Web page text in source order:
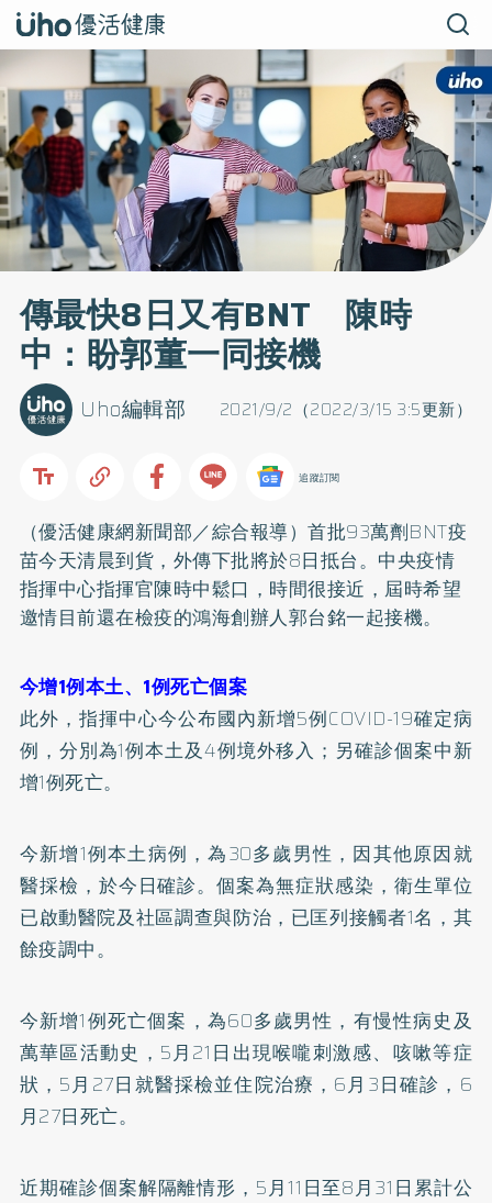
傳最快8日又有BNT 陳時
中：盼郭董一同接機
2021/9/2（2022/3/15 3:5更新）
Uho編輯部
追蹤訂閱
（優活健康網新聞部／綜合報導）首批93萬劑BNT疫
苗今天清晨到貨，外傳下批將於8日抵台。中央疫情
指揮中心指揮官陳時中鬆口，時間很接近，屆時希望
邀情目前還在檢疫的鴻海創辦人郭台銘一起接機。
今增1例本土、1例死亡個案
此外，指揮中心今公布國內新增5例COVID-19確定病
例，分別為1例本土及4例境外移入；另確診個案中新
增1例死亡。
今新增1例本土病例，為30多歲男性，因其他原因就
醫採檢，於今日確診。個案為無症狀感染，衛生單位
已啟動醫院及社區調查與防治，已匡列接觸者1名，其
餘疫調中。
今新增1例死亡個案，為60多歲男性，有慢性病史及
萬華區活動史，5月21日出現喉嚨刺激感、咳嗽等症
狀，5月27日就醫採檢並住院治療，6月3日確診，6
月27日死亡。
近期確診個案解隔離情形，5月11日至8月31日累計公